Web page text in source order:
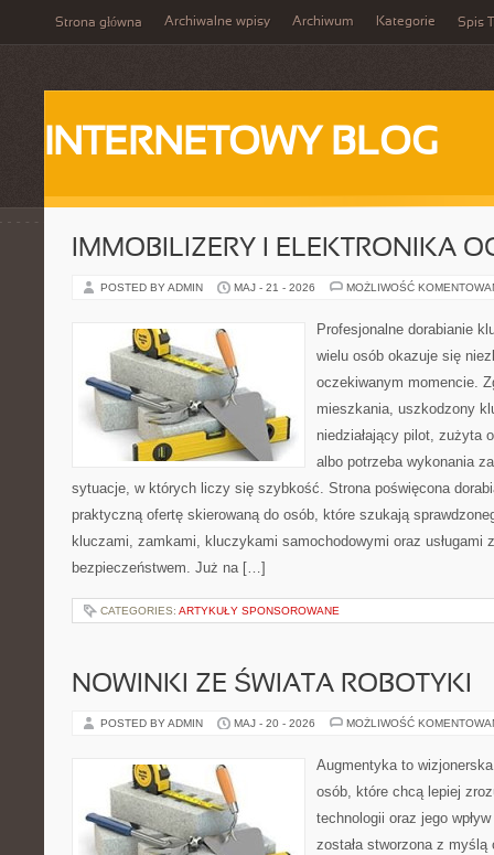
Strona główna Archiwalne wpisy Archiwum Kategorie Spis
INTERNETOWY BLOG
IMMOBILIZERY I ELEKTRONIKA
POSTED BY ADMIN MAJ - 21 - 2026 MOŻLIWOŚĆ
Profesjonalne dorabianie
wielu osób okazuje się
oczekiwanym momencie.
mieszkania, uszkodzony
niedziałający pilot, zużyta
albo potrzeba wykonania
sytuacje, w których liczy się szybkość. Strona poświęcona
praktyczną ofertę skierowaną do osób, które szukają
kluczami, zamkami, kluczykami samochodowymi oraz usługami
bezpieczeństwem. Już na […]
CATEGORIES: ARTYKUŁY SPONSOROWANE
NOWINKI ZE ŚWIATA ROBOTYKI
POSTED BY ADMIN MAJ - 20 - 2026 MOŻLIWOŚĆ
Augmentyka to
osób, które chcą lepiej
technologii oraz jego
została stworzona z